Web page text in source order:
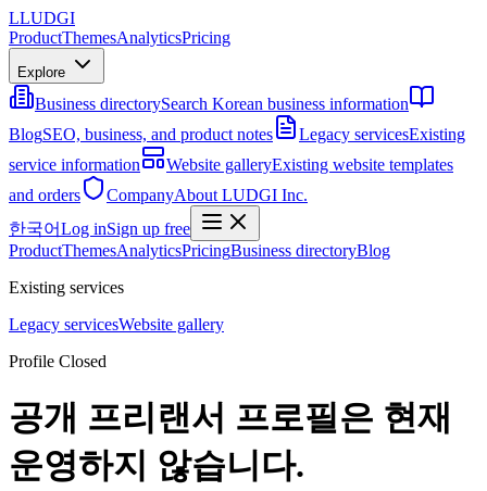
LLUDGI
ProductThemesAnalyticsPricing
Explore
Business directorySearch Korean business information
BlogSEO, business, and product notes Legacy servicesExisting
service information
Website galleryExisting website templates
and orders
CompanyAbout LUDGI Inc.
한국어Log inSign up free
ProductThemesAnalyticsPricingBusiness directoryBlog
Existing services
Legacy servicesWebsite gallery
Profile Closed
공개 프리랜서 프로필은 현재
운영하지 않습니다.